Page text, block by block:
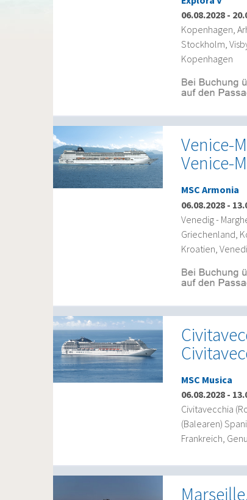
06.08.2028 -
Kopenhagen,
Stockholm,
Kopenhagen
Venice-
Venice-
MSC Armonia
06.08.2028 -
Venedig -
Griechenland,
Kroatien,
MSC Musica
06.08.2028 -
Civitavecchia
(Balearen)
Frankreich,